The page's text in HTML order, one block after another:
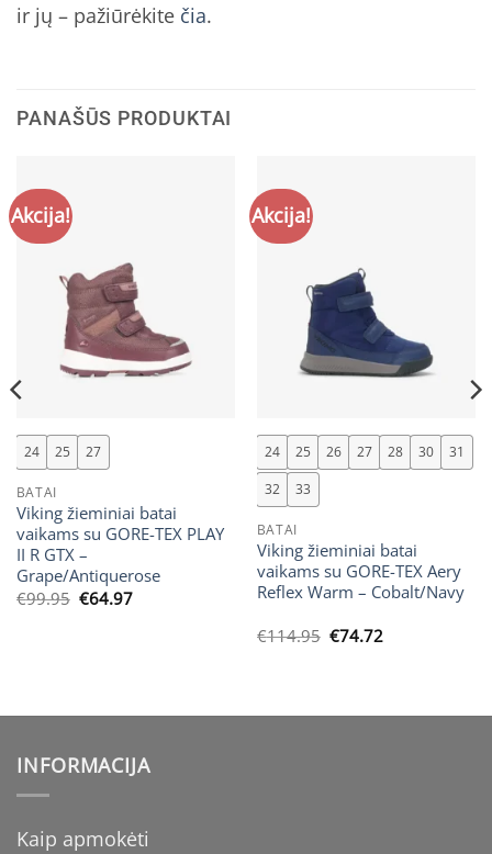
ir jų – pažiūrėkite čia.
PANAŠŪS PRODUKTAI
Akcija!
24 25 27
BATAI
Viking žieminiai batai
vaikams su GORE-TEX PLAY
II R GTX –
Grape/Antiquerose
€99.95 Original
€64.97Current
Akcija!
24 25 26 27 28 30
31
32
33
BATAI
Viking žieminiai batai
vaikams su GORE-TEX Aery
Reflex Warm – Cobalt/Navy
€114.95 Original
€74.72Current
INFORMACIJA
Kaip apmokėti